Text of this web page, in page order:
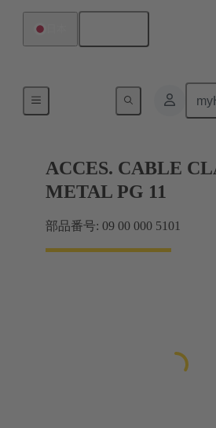
ケーブルグランド
ACCES. CABLE
METAL PG 11
部品番号: 09 00 000 5101